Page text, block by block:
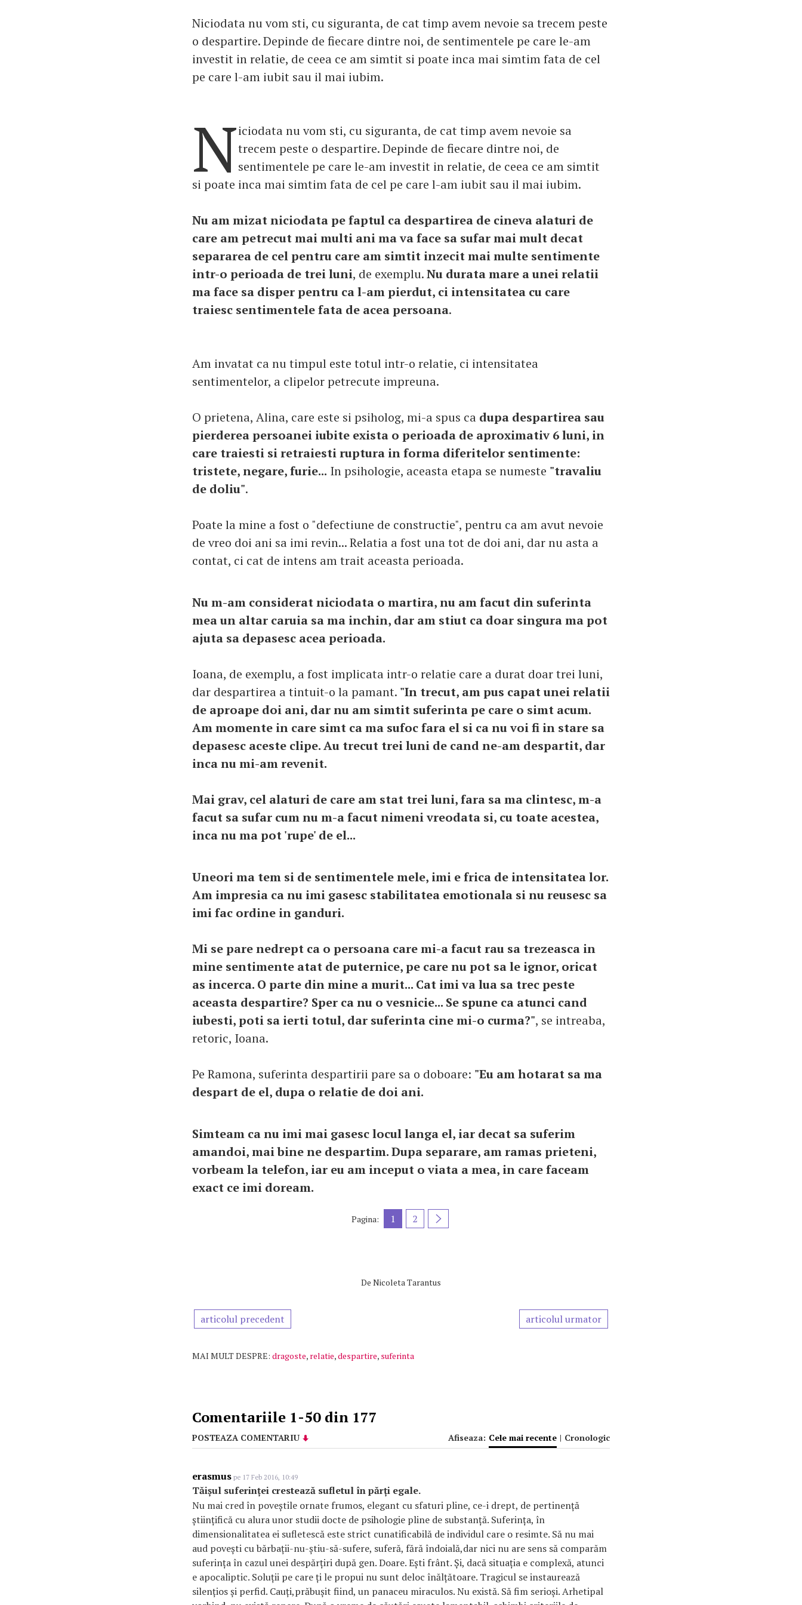
Niciodata nu vom sti, cu siguranta, de cat timp avem nevoie sa trecem peste
o despartire. Depinde de fiecare dintre noi, de sentimentele pe care le-am
investit in relatie, de ceea ce am simtit si poate inca mai simtim fata de cel
pe care l-am iubit sau il mai iubim.
Niciodata nu vom sti, cu siguranta, de cat timp avem nevoie sa
trecem peste o despartire. Depinde de fiecare dintre noi, de
sentimentele pe care le-am investit in relatie, de ceea ce am simtit
si poate inca mai simtim fata de cel pe care l-am iubit sau il mai iubim.
Nu am mizat niciodata pe faptul ca despartirea de cineva alaturi de
care am petrecut mai multi ani ma va face sa sufar mai mult decat
separarea de cel pentru care am simtit inzecit mai multe sentimente
intr-o perioada de trei luni, de exemplu.Nu durata mare a unei relatii
ma face sa disper pentru ca l-am pierdut, ci intensitatea cu care
traiesc sentimentele fata de acea persoana.
Am invatat ca nu timpul este totul intr-o relatie, ci intensitatea
sentimentelor, a clipelor petrecute impreuna.
O prietena, Alina, care este si psiholog, mi-a spus ca dupa despartirea sau
pierderea persoanei iubite exista o perioada de aproximativ 6 luni, in
care traiesti si retraiesti ruptura in forma diferitelor sentimente:
tristete, negare, furie... In psihologie, aceasta etapa se numeste "travaliu
de doliu".
Poate la mine a fost o "defectiune de constructie", pentru ca am avut nevoie
de vreo doi ani sa imi revin... Relatia a fost una tot de doi ani, dar nu asta a
contat, ci cat de intens am trait aceasta perioada.
Nu m-am considerat niciodata o martira, nu am facut din suferinta
mea un altar caruia sa ma inchin, dar am stiut ca doar singura ma pot
ajuta sa depasesc acea perioada.
Ioana, de exemplu, a fost implicata intr-o relatie care a durat doar trei luni,
dar despartirea a tintuit-o la pamant. "In trecut, am pus capat unei relatii
de aproape doi ani, dar nu am simtit suferinta pe care o simt acum.
Am momente in care simt ca ma sufoc fara el si ca nu voi fi in stare sa
depasesc aceste clipe. Au trecut trei luni de cand ne-am despartit, dar
inca nu mi-am revenit.
Mai grav, cel alaturi de care am stat trei luni, fara sa ma clintesc, m-a
facut sa sufar cum nu m-a facut nimeni vreodata si, cu toate acestea,
inca nu ma pot 'rupe' de el...
Uneori ma tem si de sentimentele mele, imi e frica de intensitatea lor.
Am impresia ca nu imi gasesc stabilitatea emotionala si nu reusesc sa
imi fac ordine in ganduri.
Mi se pare nedrept ca o persoana care mi-a facut rau sa trezeasca in
mine sentimente atat de puternice, pe care nu pot sa le ignor, oricat
as incerca. O parte din mine a murit... Cat imi va lua sa trec peste
aceasta despartire? Sper ca nu o vesnicie... Se spune ca atunci cand
iubesti, poti sa ierti totul, dar suferinta cine mi-o curma?", se intreaba,
retoric, Ioana.
Pe Ramona, suferinta despartirii pare sa o doboare: "Eu am hotarat sa ma
despart de el, dupa o relatie de doi ani.
Simteam ca nu imi mai gasesc locul langa el, iar decat sa suferim
amandoi, mai bine ne despartim. Dupa separare, am ramas prieteni,
vorbeam la telefon, iar eu am inceput o viata a mea, in care faceam
exact ce imi doream.
Pagina: 1 2
De Nicoleta Tarantus
articolul precedent articolul urmator
MAI MULT DESPRE: dragoste, relatie,despartire, suferinta
Comentariile 1-50 din 177
POSTEAZA COMENTARIU Afiseaza: Cele mai recente | Cronologic
erasmus pe 17 Feb 2016, 10:49
Tăișul suferinței crestează sufletul în părți egale.
Nu mai cred în poveștile ornate frumos, elegant cu sfaturi pline, ce-i drept, de pertinență
științifică cu alura unor studii docte de psihologie pline de substanță. Suferința, în
dimensionalitatea ei sufletescă este strict cunatificabilă de individul care o resimte. Să nu mai
aud povești cu bărbații-nu-știu-să-sufere, suferă, fără îndoială,dar nici nu are sens să comparăm
suferința în cazul unei despărțiri după gen. Doare. Ești frânt. Și, dacă situația e complexă, atunci
e apocaliptic. Soluții pe care ți le propui nu sunt deloc înălțătoare. Tragicul se instaurează
silențios și perfid. Cauți,prăbușit fiind, un panaceu miraculos. Nu există. Să fim serioși. Arhetipal